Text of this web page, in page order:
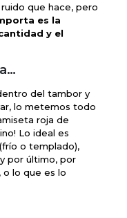
que hace, pero
es la
y el
del tambor y
lo metemos todo
roja de
Lo ideal es
o templado),
por último, por
o lo que es lo